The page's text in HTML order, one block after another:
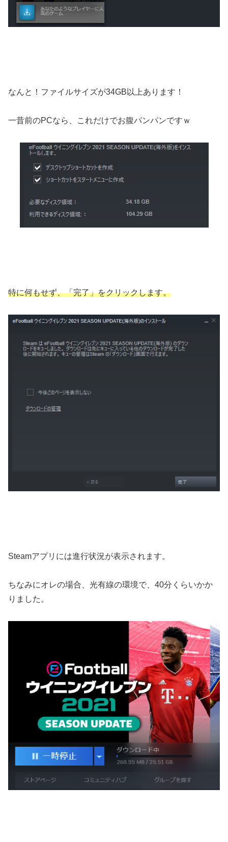
なんと！ファイルサイズが34GB以上あります！
一昔前のPCなら、これだけでお腹パンパンですｗ
特に何もせず、「完了」をクリックします。
Steamアプリには進行状況が表示されます。
ちなみにオレの場合、光有線の環境で、40分くらいかか
りました。